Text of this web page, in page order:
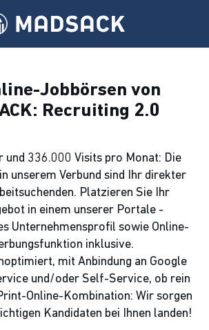
Jobbörsen von
Recruiting 2.0
und 336.000 Visits pro Monat: Die
unserem Verbund sind Ihr direkter
Platzieren Sie Ihr
in einem unserer Portale -
Unternehmensprofil sowie Online-
inklusive.
mit Anbindung an Google
und/oder Self-Service, ob rein
Online-Kombination: Wir sorgen
Kandidaten bei Ihnen landen!